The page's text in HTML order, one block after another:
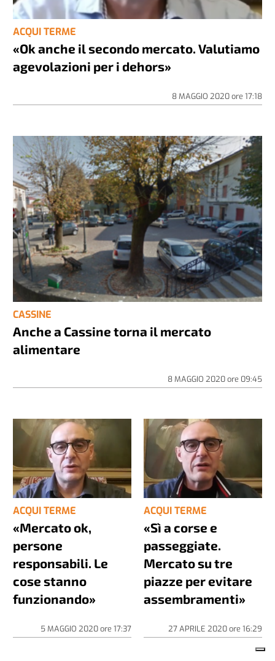
ACQUI TERME
«Ok anche il secondo mercato. Valutiamo
agevolazioni per i dehors»
8 MAGGIO 2020ore 17:18
CASSINE
Anche a Cassine torna il mercato
alimentare
8 MAGGIO 2020ore 09:45
ACQUI TERME
«Mercato ok,
persone
responsabili. Le
cose stanno
funzionando»
5 MAGGIO 2020ore 17:37
ACQUI TERME
«Sì a corse e
passeggiate.
Mercato su tre
piazze per evitare
assembramenti»
27 APRILE 2020ore 16:29